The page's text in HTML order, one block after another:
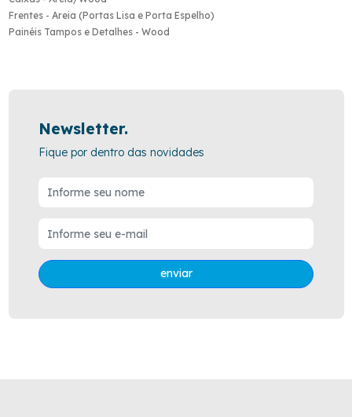
Frentes - Areia (Portas Lisa e Porta Espelho)
Painéis Tampos e Detalhes - Wood
Newsletter.
Fique por dentro das novidades
enviar